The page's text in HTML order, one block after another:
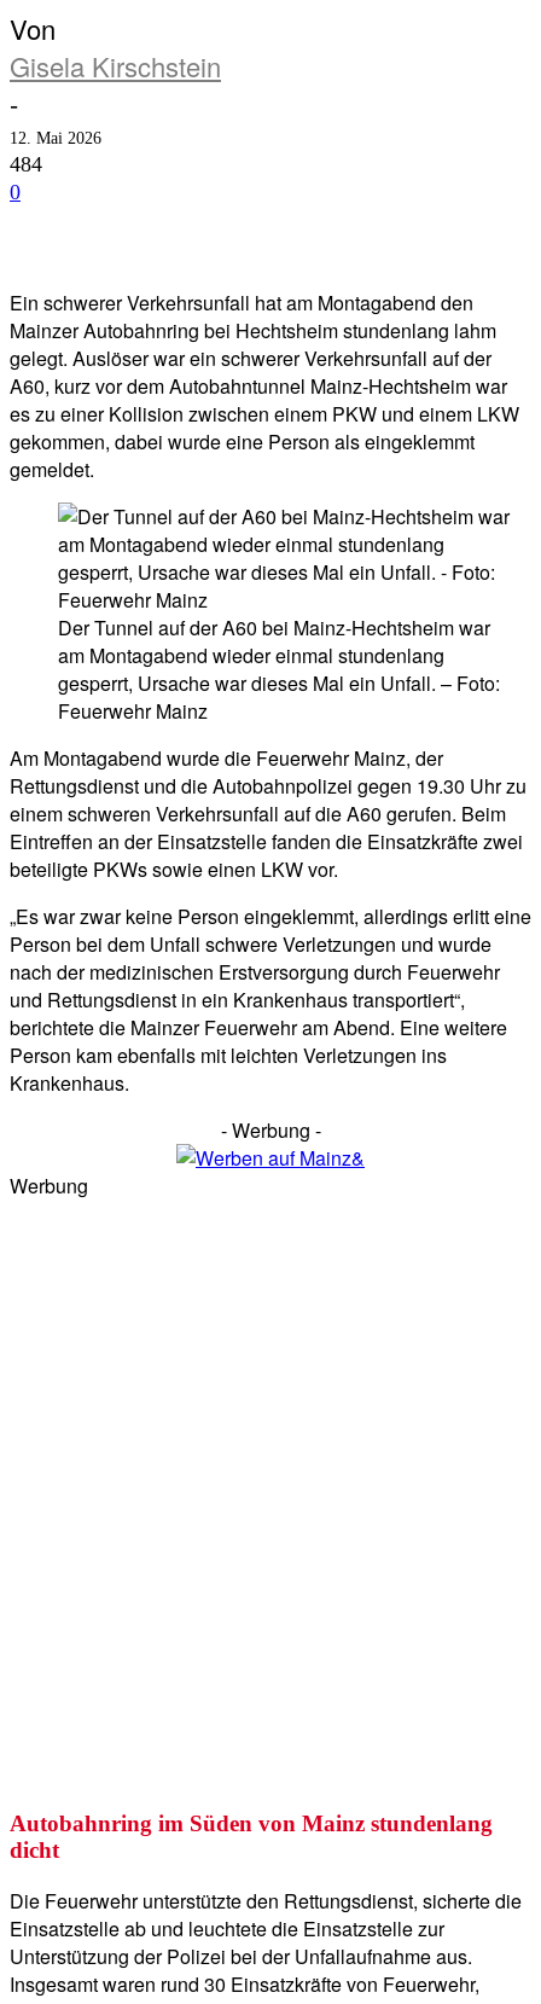
Von
Gisela Kirschstein
-
12. Mai 2026
484
0
Ein schwerer Verkehrsunfall hat am Montagabend den
Mainzer Autobahnring bei Hechtsheim stundenlang lahm
gelegt. Auslöser war ein schwerer Verkehrsunfall auf der
A60, kurz vor dem Autobahntunnel Mainz-Hechtsheim war
es zu einer Kollision zwischen einem PKW und einem LKW
gekommen, dabei wurde eine Person als eingeklemmt
gemeldet.
Der Tunnel auf der A60 bei Mainz-Hechtsheim war
am Montagabend wieder einmal stundenlang
gesperrt, Ursache war dieses Mal ein Unfall. – Foto:
Feuerwehr Mainz
Am Montagabend wurde die Feuerwehr Mainz, der
Rettungsdienst und die Autobahnpolizei gegen 19.30 Uhr zu
einem schweren Verkehrsunfall auf die A60 gerufen. Beim
Eintreffen an der Einsatzstelle fanden die Einsatzkräfte zwei
beteiligte PKWs sowie einen LKW vor.
„Es war zwar keine Person eingeklemmt, allerdings erlitt eine
Person bei dem Unfall schwere Verletzungen und wurde
nach der medizinischen Erstversorgung durch Feuerwehr
und Rettungsdienst in ein Krankenhaus transportiert“,
berichtete die Mainzer Feuerwehr am Abend. Eine weitere
Person kam ebenfalls mit leichten Verletzungen ins
Krankenhaus.
- Werbung -
Werbung
Autobahnring im Süden von Mainz stundenlang
dicht
Die Feuerwehr unterstützte den Rettungsdienst, sicherte die
Einsatzstelle ab und leuchtete die Einsatzstelle zur
Unterstützung der Polizei bei der Unfallaufnahme aus.
Insgesamt waren rund 30 Einsatzkräfte von Feuerwehr,